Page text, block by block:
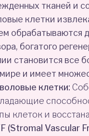
тканей и
клетки
обрабатываются
богатого
становится все
и имеет
клетки:
клеток и
(Stromal Vascular